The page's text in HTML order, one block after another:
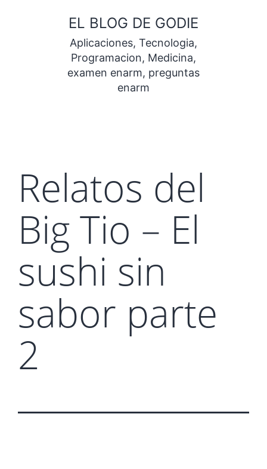
contenido
EL BLOG DE GODIE
Aplicaciones, Tecnologia,
Programacion, Medicina,
examen enarm, preguntas
enarm
Relatos del
Big Tio – El
sushi sin
sabor parte
2